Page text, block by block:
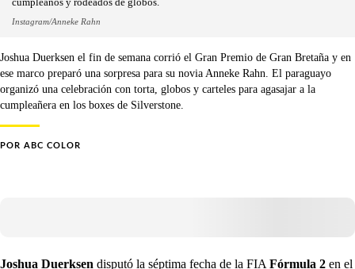
cumpleaños y rodeados de globos.
Instagram/Anneke Rahn
Joshua Duerksen el fin de semana corrió el Gran Premio de Gran Bretaña y en
ese marco preparó una sorpresa para su novia Anneke Rahn. El paraguayo
organizó una celebración con torta, globos y carteles para agasajar a la
cumpleañera en los boxes de Silverstone.
POR ABC COLOR
Joshua Duerksen disputó la séptima fecha de la FIA Fórmula 2 en el